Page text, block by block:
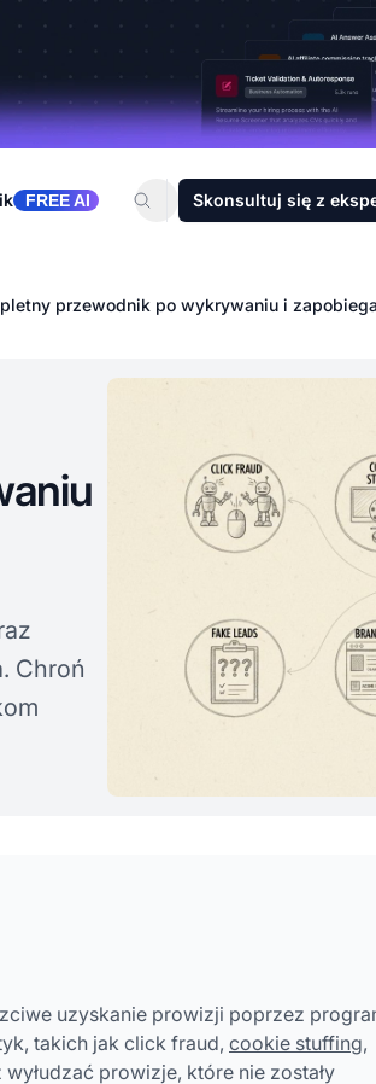
FREE AI Skonsultuj się z
przewodnik po wykrywaniu i
Chroń
uzyskanie prowizji poprzez
takich jak click fraud, cookie stuffing,
prowizje, które nie zostały